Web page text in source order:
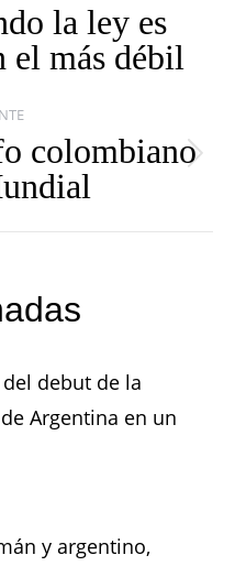
la ley es
el más débil
colombiano
debut de la
Argentina en un
y argentino,